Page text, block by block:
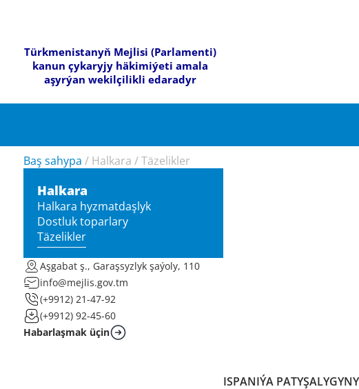
Türkmenistanyň Mejlisi (Parlamenti)
kanun çykaryjy häkimiýeti amala
aşyrýan wekilçilikli edaradyr
Baş sahypa / Halkara /Täzelikler
Halkara
Halkara hyzmatdaşlyk
Dostluk toparlary
Täzelikler
Aşgabat ş., Garaşsyzlyk şaýoly, 110
info@mejlis.gov.tm
(+9912) 21-47-92
(+9912) 92-45-60
Habarlaşmak üçin
ISPANIÝA